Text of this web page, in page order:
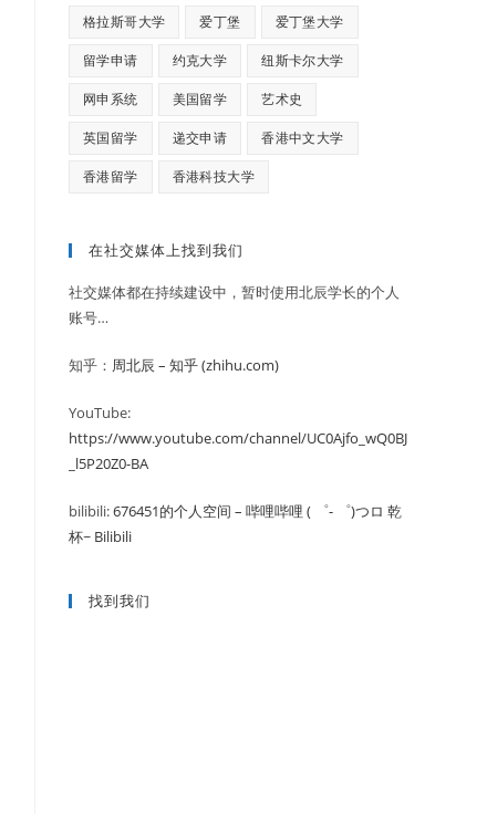
格拉斯哥大学 爱丁堡 爱丁堡大学
留学申请 约克大学 纽斯卡尔大学
网申系统 美国留学 艺术史
英国留学 递交申请 香港中文大学
香港留学 香港科技大学
在社交媒体上找到我们
社交媒体都在持续建设中，暂时使用北辰学长的个人
账号…
知乎： 周北辰 – 知乎 (zhihu.com)
YouTube:
https://www.youtube.com/channel/UC0Ajfo_wQ0BJ
_l5P20Z0-BA
bilibili:676451的个人空间 – 哔哩哔哩 ( ゜- ゜)つロ 乾
杯~ Bilibili
找到我们